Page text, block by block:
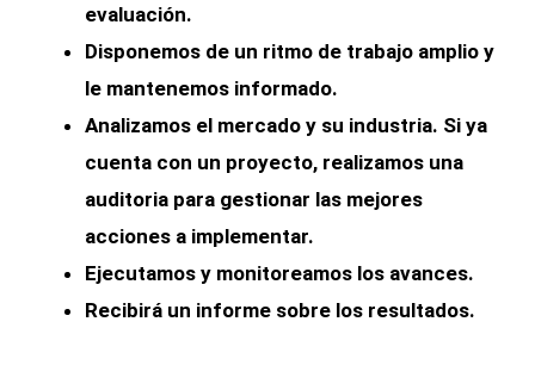
evaluación.
Disponemos de un ritmo de trabajo amplio y
le mantenemos informado.
Analizamos el mercado y su industria. Si ya
cuenta con un proyecto, realizamos una
auditoria para gestionar las mejores
acciones a implementar.
Ejecutamos y monitoreamos los avances.
Recibirá un informe sobre los resultados.